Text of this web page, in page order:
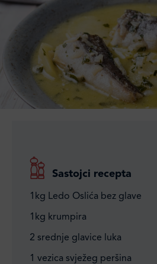
Sastojci recepta
1kg Ledo Oslića bez glave
1kg krumpira
2 srednje glavice luka
1 vezica svježeg peršina